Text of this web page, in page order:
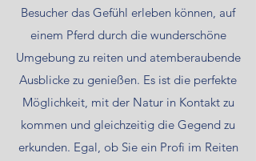
Besucher das Gefühl erleben können, auf
einem Pferd durch die wunderschöne
Umgebung zu reiten und atemberaubende
Ausblicke zu genießen. Es ist die perfekte
Möglichkeit, mit der Natur in Kontakt zu
kommen und gleichzeitig die Gegend zu
erkunden. Egal, ob Sie ein Profi im Reiten